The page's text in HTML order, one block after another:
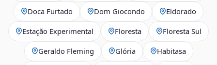
Doca Furtado Dom Giocondo Eldorado
Estação Experimental Floresta Floresta Sul
Geraldo Fleming Glória Habitasa